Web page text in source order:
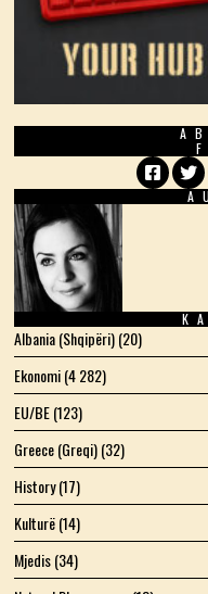
Albania (Shqipëri)(20)
Ekonomi(4 282)
EU/BE(123)
Greece (Greqi)(32)
History(17)
Kulturë(14)
Mjedis(34)